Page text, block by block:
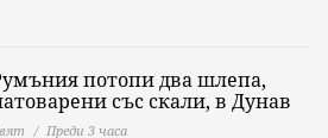
потопи два шлепа,
със скали, в Дунав
Преди 3 часа